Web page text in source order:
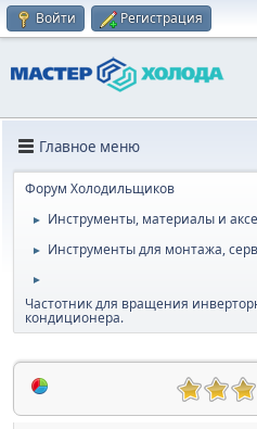
Войти Регистрация
Главное меню
Форум Холодильщиков
► Инструменты, материалы и
► Инструменты для монтажа,
►
Частотник для вращения
кондиционера.